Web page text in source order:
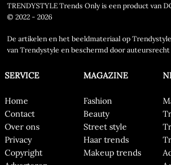
TRENDYSTYLE Trends Only is een product van
© 2022 - 2026
De artikelen en het beeldmateriaal op
van Trendystyle en beschermd door auteursrecht
SERVICE
Home
Contact
Over ons
Privacy
Copyright
MAGAZINE
Fashion
Beauty
Street style
Haar trends
Makeup trends